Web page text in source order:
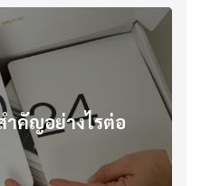
คัญอย่างไรต่อ